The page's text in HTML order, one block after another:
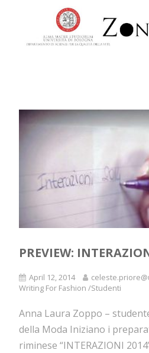
PREVIEW:
April 12, 2014
Writing For Fashion /Studenti
Anna Laura Zoppo –
della Moda Iniziano i
riminese “INTERAZIONI